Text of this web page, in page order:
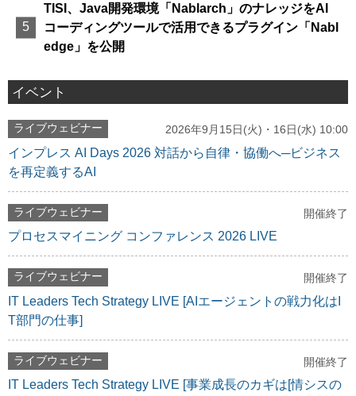
TISI、Java開発環境「Nablarch」のナレッジをAI
コーディングツールで活用できるプラグイン「Nabl
edge」を公開
イベント
ライブウェビナー 2026年9月15日(火)・16日(水) 10:00
インプレス AI Days 2026 対話から自律・協働へ─ビジネス
を再定義するAI
ライブウェビナー 開催終了
プロセスマイニング コンファレンス 2026 LIVE
ライブウェビナー 開催終了
IT Leaders Tech Strategy LIVE [AIエージェントの戦力化はI
T部門の仕事]
ライブウェビナー 開催終了
IT Leaders Tech Strategy LIVE [事業成長のカギは[情シスの